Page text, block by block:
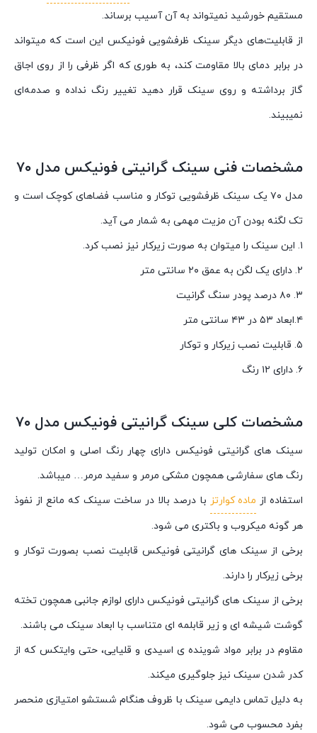
مستقیم خورشید نمیتواند به آن آسیب برساند.
از قابلیت‌های دیگر سینک ظرفشویی فونیکس این است که میتواند
در برابر دمای بالا مقاومت کند، به طوری که اگر ظرفی را از روی اجاق
گاز برداشته و روی سینک قرار دهید تغییر رنگ نداده و صدمه‌ای
نمیبیند.
مشخصات فنی سینک گرانیتی فونیکس مدل ۷۰
مدل ۷۰ یک سینک ظرفشویی توکار و مناسب فضاهای کوچک است و
تک لگنه بودن آن مزیت مهمی به شمار می آید.
۱. این سینک را میتوان به صورت زیرکار نیز نصب کرد.
۲. دارای یک لگن به عمق ۲۰ سانتی متر
۳. ۸۰ درصد پودر سنگ گرانیت
۴.ابعاد ۵۳ در ۴۳ سانتی متر
۵. قابلیت نصب زیرکار و توکار
۶. دارای ۱۲ رنگ
مشخصات کلی سینک گرانیتی فونیکس مدل ۷۰
سینک های گرانیتی فونیکس دارای چهار رنگ اصلی و امکان تولید
رنگ های سفارشی همچون مشکی مرمر و سفید مرمر… میباشد.
استفاده از ماده کوارتز با درصد بالا در ساخت سینک که مانع از نفوذ
هر گونه میکروب و باکتری می شود.
برخی از سینک های گرانیتی فونیکس قابلیت نصب بصورت توکار و
برخی زیرکار را دارند.
برخی از سینک های گرانیتی فونیکس دارای لوازم جانبی همچون تخته
گوشت شیشه ای و زیر قابلمه ای متناسب با ابعاد سینک می باشند.
مقاوم در برابر مواد شوینده ی اسیدی و قلیایی، حتی وایتکس که از
کدر شدن سینک نیز جلوگیری میکند.
به دلیل تماس دایمی سینک با ظروف هنگام شستشو امتیازی منحصر
بفرد محسوب می شود.